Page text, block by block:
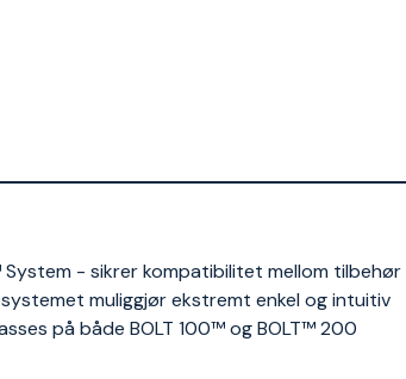
System - sikrer kompatibilitet mellom tilbehør
muliggjør ekstremt enkel og intuitiv
på både BOLT 100™ og BOLT™ 200